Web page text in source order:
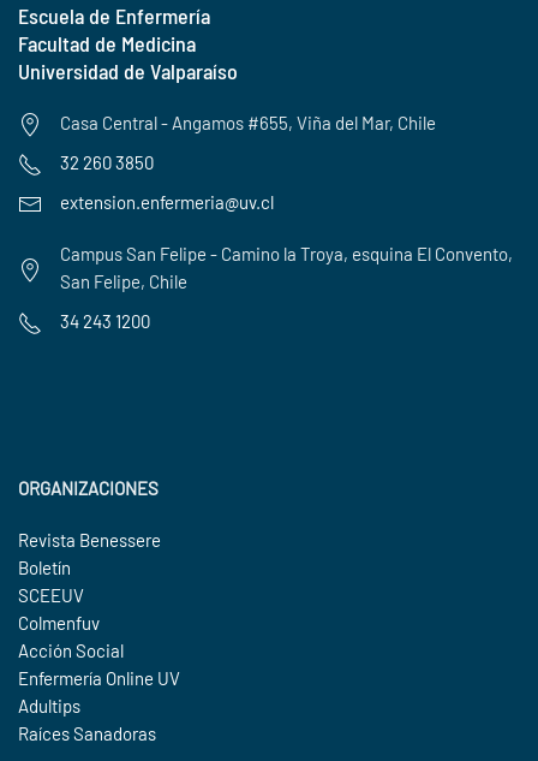
Escuela de Enfermería
Facultad de Medicina
Universidad de Valparaíso
Casa Central - Angamos #655, Viña del Mar, Chile
32 260 3850
extension.enfermeria@uv.cl
Campus San Felipe - Camino la Troya, esquina El Convento,
San Felipe, Chile
34 243 1200
ORGANIZACIONES
Revista Benessere
Boletín
SCEEUV
Colmenfuv
Acción Social
Enfermería Online UV
Adultips
Raíces Sanadoras